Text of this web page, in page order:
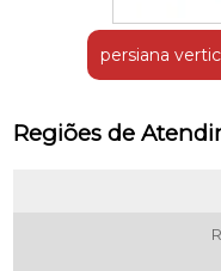
persiana
Regiões de